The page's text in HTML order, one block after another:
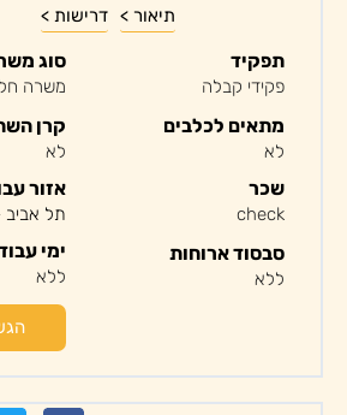
תיאור > דרישות >
תפקיד
פקידי קבלה
מתאים לכלבים
לא
סוג
משרה
קרן
לא
שכר
check
סבסוד ארוחות
ללא
אזור
תל אביב
ימי
ללא